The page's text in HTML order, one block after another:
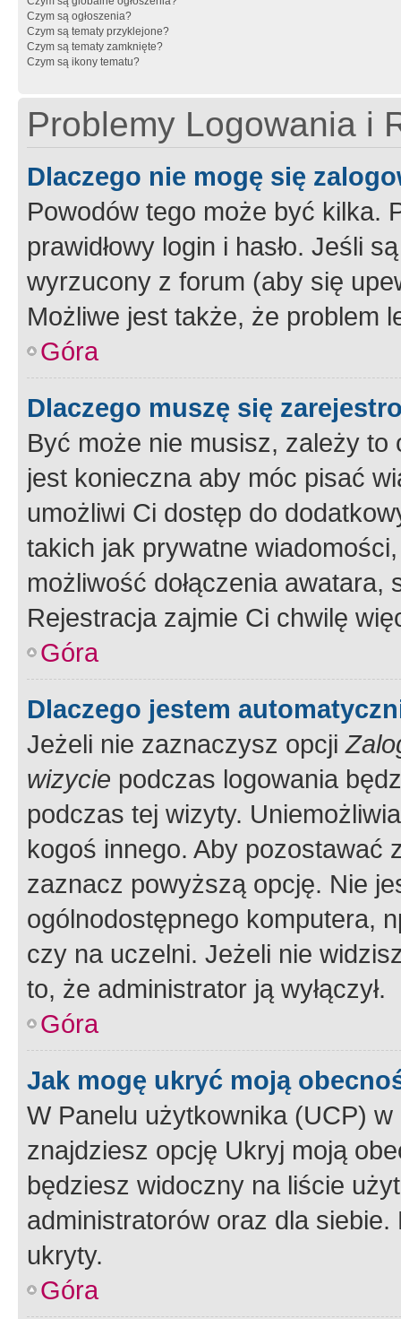
Czym są ogłoszenia?
Czym są tematy przyklejone?
Czym są tematy zamknięte?
Czym są ikony tematu?
Problemy Logowania i
Dlaczego nie mogę się
Powodów tego może być kilka.
prawidłowy login i hasło. Jeśli
wyrzucony z forum (aby się
Możliwe jest także, że problem
Góra
Dlaczego muszę się
Być może nie musisz, zależy
jest konieczna aby móc pisać
umożliwi Ci dostęp do
takich jak prywatne
możliwość dołączenia
Rejestracja zajmie Ci chwilę
Góra
Dlaczego jestem
Jeżeli nie zaznaczysz opcji
wizycie podczas logowania
podczas tej wizyty.
kogoś innego. Aby pozostawać
zaznacz powyższą opcję. Nie
ogólnodostępnego komputera,
czy na uczelni. Jeżeli nie
to, że administrator ją wyłączył.
Góra
Jak mogę ukryć moją
W Panelu użytkownika (UCP) w
znajdziesz opcję Ukryj moją
będziesz widoczny na liście
administratorów oraz dla
ukryty.
Góra